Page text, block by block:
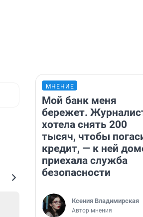
МНЕНИЕ
Мой банк меня
бережет.
хотела снять 200
тысяч, чтобы
кредит, — к ней
приехала служба
безопасности
Ксения Владимирская
Автор мнения